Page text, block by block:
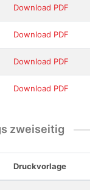
Download PDF
Download PDF
Download PDF
Download PDF
zweiseitig
Druckvorlage